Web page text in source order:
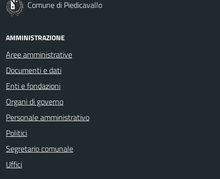
Comune di Piedicavallo
AMMINISTRAZIONE
Aree amministrative
Documenti e dati
Enti e fondazioni
Organi di governo
Personale amministrativo
Politici
Segretario comunale
Uffici